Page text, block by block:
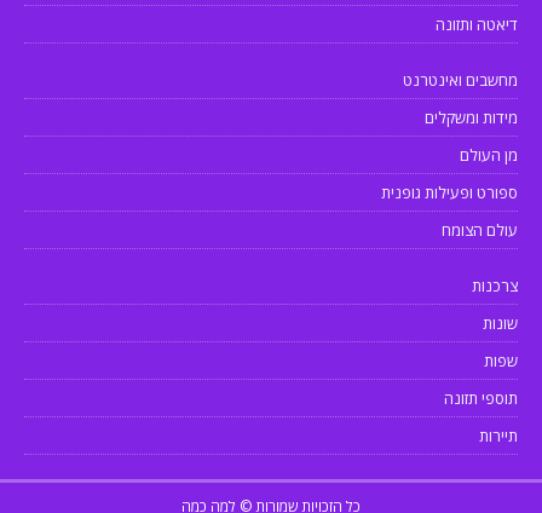
דיאטה ותזונה
מחשבים ואינטרנט
מידות ומשקלים
מן העולם
ספורט ופעילות גופנית
עולם הצומח
צרכנות
שונות
שפות
תוספי תזונה
תיירות
כל הזכויות שמורות © למה כמה